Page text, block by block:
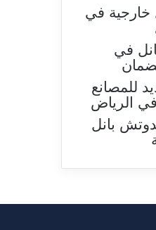
في
في
للمصانع
الرياض
بانل